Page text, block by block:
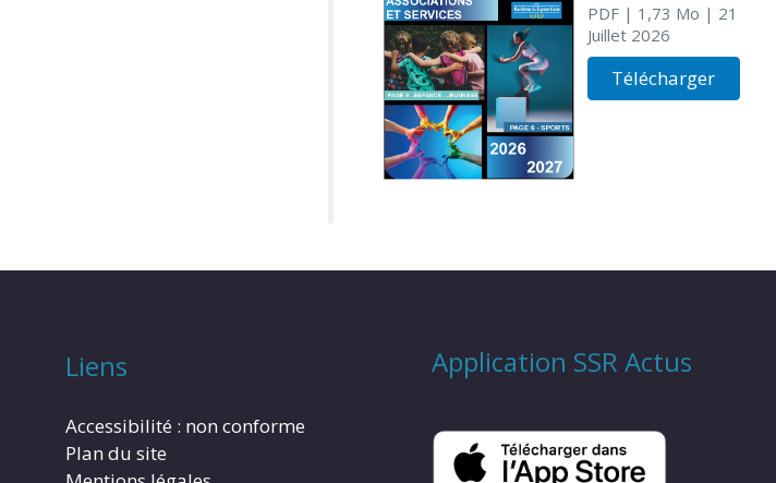
PDF| 1,73 Mo | 21
Juillet 2026
Télécharger
Liens
Accessibilité : non conforme
Plan du site
Application SSR Actus